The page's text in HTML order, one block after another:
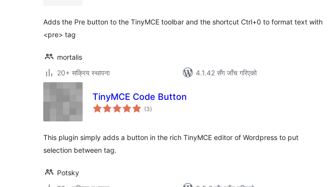
Adds the Pre button to the TinyMCE toolbar and the shortcut Ctrl+0 to format text with
<pre> tag
mortalis
20+ सक्रिय स्थापना
4.1.42 सँग जाँच गरिएको
TinyMCE Code Button
(3कुल
रेटिङ्गहरू
)
This plugin simply adds a button in the rich TinyMCE editor of Wordpress to put
selection between tag.
Potsky